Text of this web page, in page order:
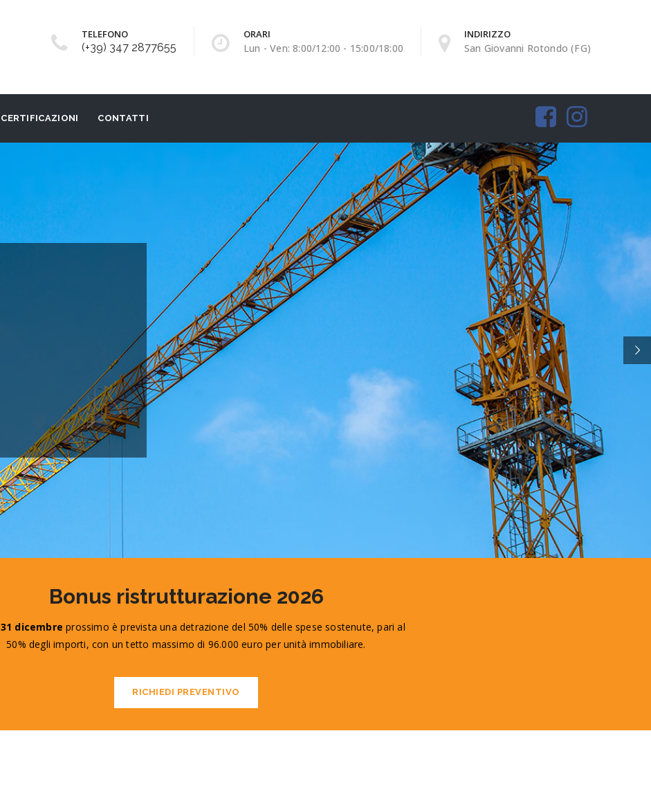
TELEFONO
(+39) 347 2877655
ORARI
Lun - Ven: 8:00/12:00 - 15:00/18:00
INDIRIZZO
San Giovanni Rotondo (FG)
CERTIFICAZIONI CONTATTI
Bonus ristrutturazione 2026
31 dicembre prossimo è prevista una detrazione del 50% delle spese sostenute, pari al
50% degli importi, con un tetto massimo di 96.000 euro per unità immobiliare.
RICHIEDI PREVENTIVO